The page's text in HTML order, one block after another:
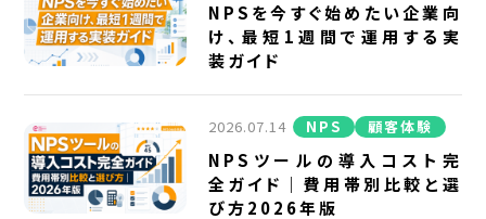
NPSを今すぐ始めたい企業向
け、最短1週間で運用する実
装ガイド
2026.07.14 NPS 顧客体験
NPSツールの導入コスト完
全ガイド｜費用帯別比較と選
び方2026年版